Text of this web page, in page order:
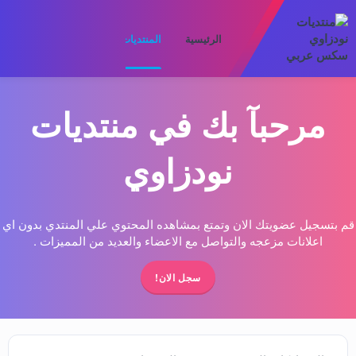
الرئيسية المنتديات
مرحبآ بك في منتديات
نودزاوي
قم بتسجيل عضويتك الان وتمتع بمشاهده المحتوي علي المنتدي بدون اي
اعلانات مزعجه والتواصل مع الاعضاء والعديد من المميزات .
سجل الان!